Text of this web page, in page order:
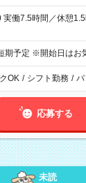
期予定 ※開始日はお
OK / シフト勤務 /
応募する
未読